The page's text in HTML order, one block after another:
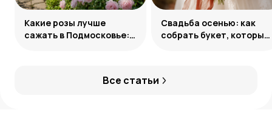
Все статьи
Какие розы лучше
сажать в Подмосковье:
Свадьба осенью: как
собрать букет, который